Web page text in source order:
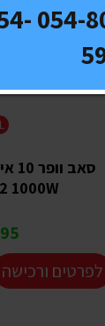
1000W
₪
לפרטים ורכישה
, רחובות 054-